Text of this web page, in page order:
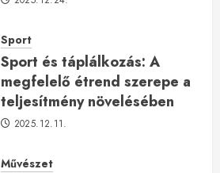
Sport
Sport és táplálkozás: A
megfelelő étrend szerepe a
teljesítmény növelésében
2025.12.11.
Művészet